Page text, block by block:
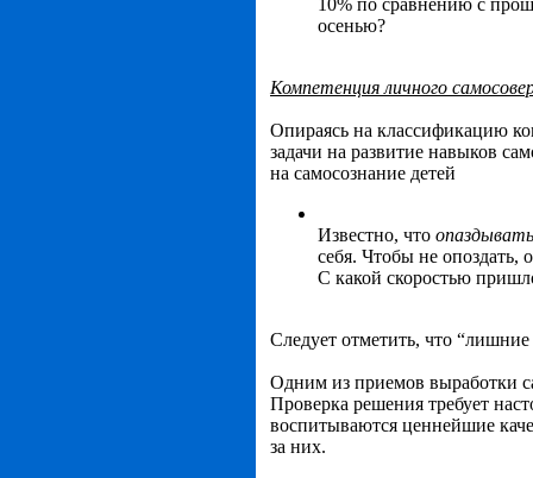
10% по сравнению с
осенью?
Компетенция личного
Опираясь на классификацию
задачи на развитие навыков
на самосознание детей
Известно, что
себя. Чтобы не опоздать,
С какой скоростью
Следует отметить, что
Одним из приемов выработки
Проверка решения требует
воспитываются ценнейшие
за них.